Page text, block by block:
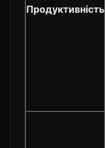
Продуктивність